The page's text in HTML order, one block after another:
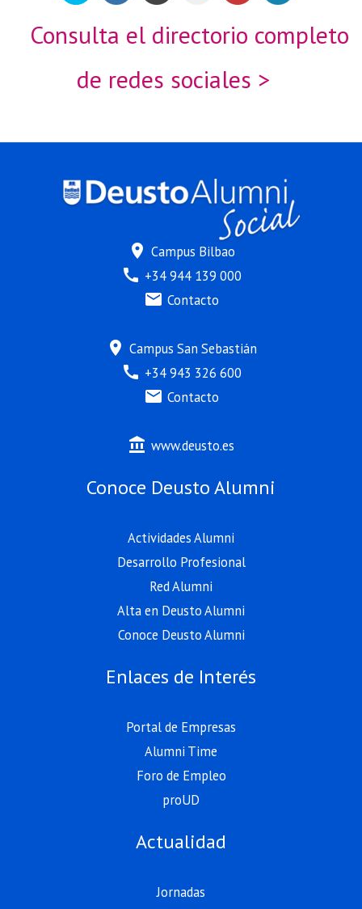
Consulta el directorio completo
de redes sociales >
location_on Campus Bilbao
call +34 944 139 000
mail Contacto
location_on Campus San Sebastián
call +34 943 326 600
mail Contacto
account_balance www.deusto.es
Conoce Deusto Alumni
Actividades Alumni
Desarrollo Profesional
Red Alumni
Alta en Deusto Alumni
Conoce Deusto Alumni
Enlaces de Interés
Portal de Empresas
Alumni Time
Foro de Empleo
proUD
Actualidad
Jornadas